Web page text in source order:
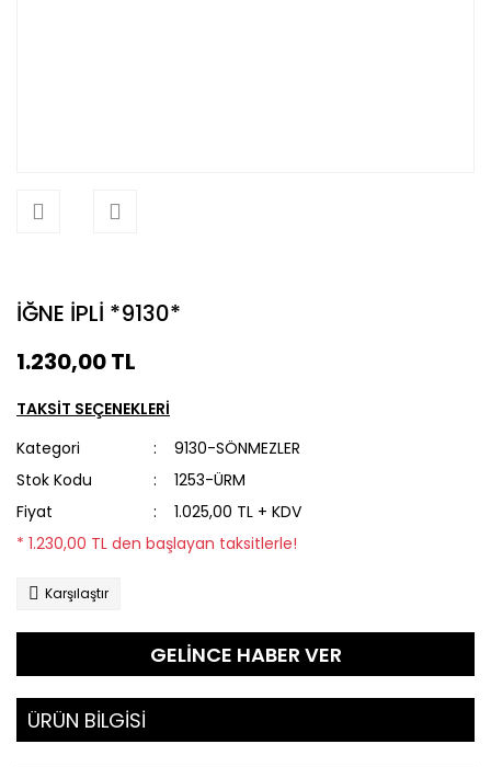
İĞNE İPLİ *9130*
1.230,00 TL
TAKSİT SEÇENEKLERİ
Kategori
9130-SÖNMEZLER
Stok Kodu
1253-ÜRM
Fiyat
1.025,00 TL + KDV
* 1.230,00 TL den başlayan taksitlerle!
Karşılaştır
GELİNCE HABER VER
ÜRÜN BİLGİSİ